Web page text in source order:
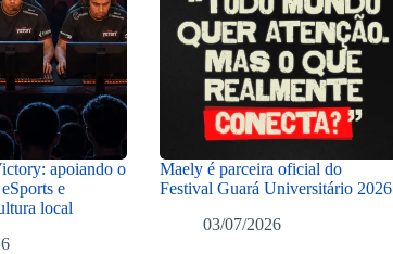
apoiando o
e
local
Maely é parceira oficial do
Festival Guará Universitário 2026
03/07/2026